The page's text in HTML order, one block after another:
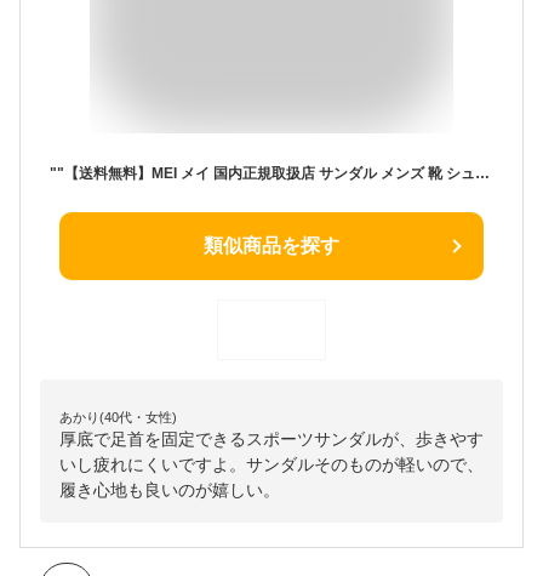
""【送料無料】MEI メイ 国内正規取扱店 サンダル メンズ 靴 シューズ SANDAL リサイクル ナイロンテープ スポーツサンダル 軽量 厚底 スポーツ アウトドア キャンプ 旅行 カジュアル タウンユース 夏 海 海水浴 川遊び プール S M L ブラック 黒 夏 2021【あす楽対応】
類似商品を探す
あかり(40代・女性)
厚底で足首を固定できるスポーツサンダルが、歩きやす
いし疲れにくいですよ。サンダルそのものが軽いので、
履き心地も良いのが嬉しい。